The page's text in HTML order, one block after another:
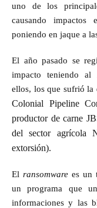
uno de los
causando impactos
poniendo en jaque a
El año pasado se
impacto teniendo al
ellos, los que sufrió la
Colonial Pipeline
productor de carne
del sector agrícola
extorsión).
El ransomwarees un
un programa que
informaciones y las